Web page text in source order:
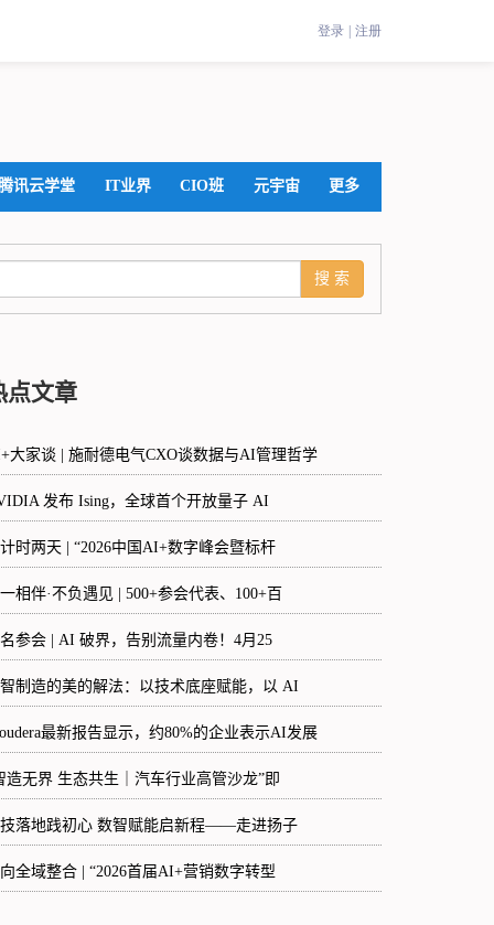
讯云学堂 IT业界 CIO班 元宇宙 更多
点文章
大家谈 | 施耐德电气CXO谈数据与AI管理哲学
发布 Ising，全球首个开放量子 AI
时两天 | “2026中国AI+数字峰会暨标杆
相伴·不负遇见 | 500+参会代表、100+百
参会 | AI 破界，告别流量内卷！4月25
制造的美的解法：以技术底座赋能，以 AI
最新报告显示，约80%的企业表示AI发展
造无界 生态共生｜汽车行业高管沙龙”即
落地践初心 数智赋能启新程——走进扬子
全域整合 | “2026首届AI+营销数字转型